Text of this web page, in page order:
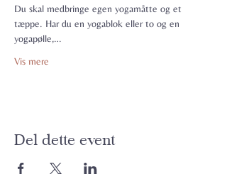
Du skal medbringe egen yogamåtte og et
tæppe. Har du en yogablok eller to og en
yogapølle,…
Vis mere
Del dette event